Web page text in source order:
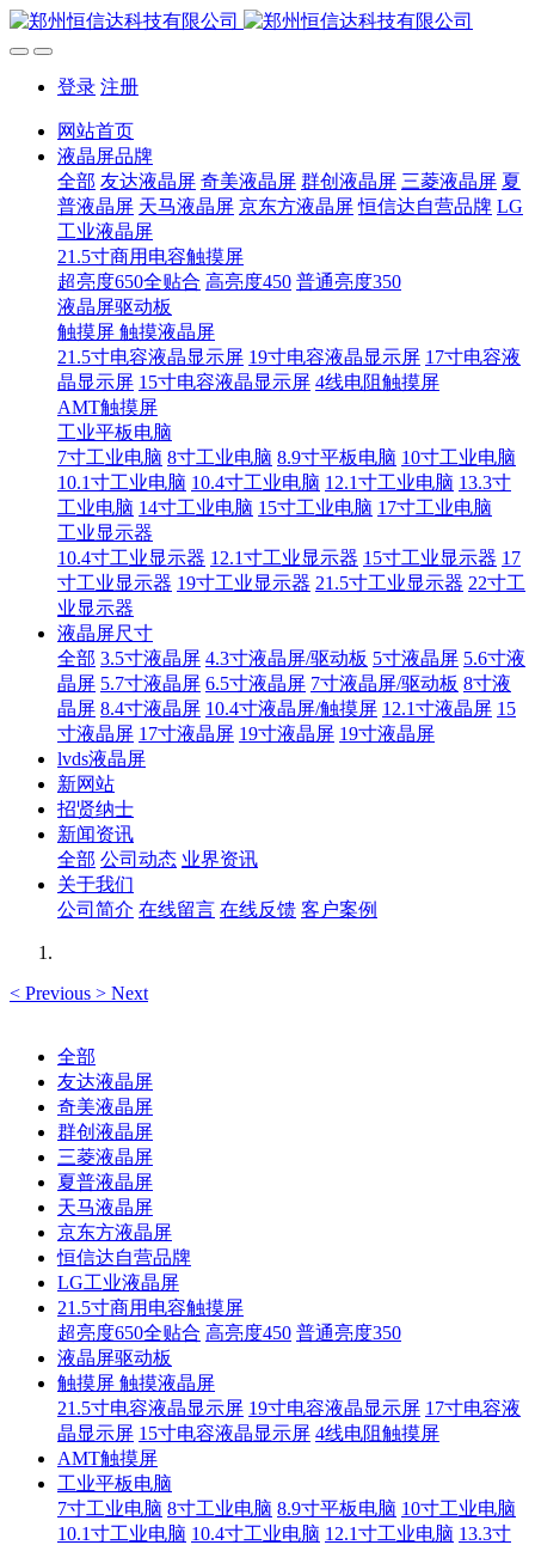
登录 注册
网站首页
液晶屏品牌
全部 友达液晶屏 奇美液晶屏 群创液晶屏 三菱液晶屏 夏
普液晶屏 天马液晶屏 京东方液晶屏 恒信达自营品牌 LG
工业液晶屏
21.5寸商用电容触摸屏
超亮度650全贴合 高亮度450 普通亮度350
液晶屏驱动板
触摸屏 触摸液晶屏
21.5寸电容液晶显示屏 19寸电容液晶显示屏 17寸电容液
晶显示屏 15寸电容液晶显示屏 4线电阻触摸屏
AMT触摸屏
工业平板电脑
7寸工业电脑 8寸工业电脑 8.9寸平板电脑 10寸工业电脑
10.1寸工业电脑 10.4寸工业电脑 12.1寸工业电脑 13.3寸
工业电脑 14寸工业电脑 15寸工业电脑 17寸工业电脑
工业显示器
10.4寸工业显示器 12.1寸工业显示器 15寸工业显示器 17
寸工业显示器 19寸工业显示器 21.5寸工业显示器 22寸工
业显示器
液晶屏尺寸
全部 3.5寸液晶屏 4.3寸液晶屏/驱动板 5寸液晶屏 5.6寸液
晶屏 5.7寸液晶屏 6.5寸液晶屏 7寸液晶屏/驱动板 8寸液
晶屏 8.4寸液晶屏 10.4寸液晶屏/触摸屏 12.1寸液晶屏 15
寸液晶屏 17寸液晶屏 19寸液晶屏 19寸液晶屏
lvds液晶屏
新网站
招贤纳士
新闻资讯
全部 公司动态 业界资讯
关于我们
公司简介 在线留言 在线反馈 客户案例
< Previous > Next
全部
友达液晶屏
奇美液晶屏
群创液晶屏
三菱液晶屏
夏普液晶屏
天马液晶屏
京东方液晶屏
恒信达自营品牌
LG工业液晶屏
21.5寸商用电容触摸屏
超亮度650全贴合 高亮度450 普通亮度350
液晶屏驱动板
触摸屏 触摸液晶屏
21.5寸电容液晶显示屏 19寸电容液晶显示屏 17寸电容液
晶显示屏 15寸电容液晶显示屏 4线电阻触摸屏
AMT触摸屏
工业平板电脑
7寸工业电脑 8寸工业电脑 8.9寸平板电脑 10寸工业电脑
10.1寸工业电脑 10.4寸工业电脑 12.1寸工业电脑 13.3寸